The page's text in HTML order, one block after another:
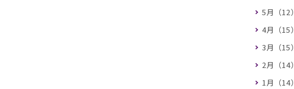
5月（12）
4月（15）
3月（15）
2月（14）
1月（14）